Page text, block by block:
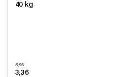
40 kg
3,95
3,36